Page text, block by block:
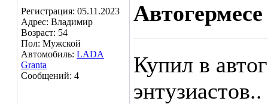
Регистрация: 05.11.2023
Адрес: Владимир
Возраст: 54
Пол: Мужской
Автомобиль: LADA
Granta
Сообщений: 4
Купил в